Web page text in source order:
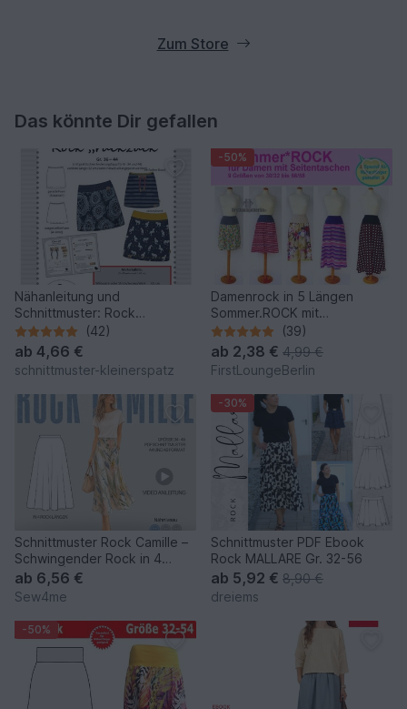
Zum Store
Das könnte Dir gefallen
Nähanleitung und
Schnittmuster: Rock
"ruckzuck" Gr. 36 - 44/46
(42)
ab 4,66 €
schnittmuster-kleinerspatz
-50%
Damenrock in 5 Längen
Sommer.ROCK mit
Seitentaschen in 9 Größen
Nähanleitung mit
Schnittmuster von
firstloungeberlin
(39)
ab 2,38 € 4,99 €
FirstLoungeBerlin
Schnittmuster Rock Camille –
Schwingender Rock in 4
Längen | Gr. 34–48 (PDF
ab 6,56 €
Sew4me
-30%
Schnittmuster PDF Ebook
Rock MALLARE Gr. 32-56
ab 5,92 € 8,90 €
dreiems
-50%